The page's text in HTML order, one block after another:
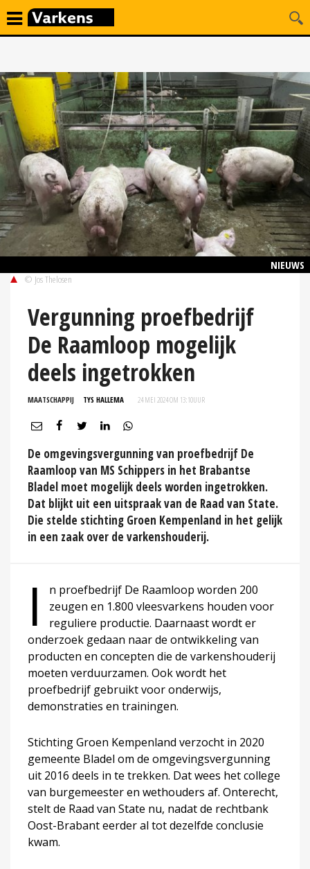
NIEUWS
© Jos Thelosen
Vergunning proefbedrijf
De Raamloop mogelijk
deels ingetrokken
MAATSCHAPPIJ TYS HALLEMA 24 MEI 2024 OM 13:10UUR
De omgevingsvergunning van proefbedrijf De
Raamloop van MS Schippers in het Brabantse
Bladel moet mogelijk deels worden ingetrokken.
Dat blijkt uit een uitspraak van de Raad van State.
Die stelde stichting Groen Kempenland in het gelijk
in een zaak over de varkenshouderij.
I
n proefbedrijf De Raamloop worden 200
zeugen en 1.800 vleesvarkens houden voor
reguliere productie. Daarnaast wordt er
onderzoek gedaan naar de ontwikkeling van
producten en concepten die de varkenshouderij
moeten verduurzamen. Ook wordt het
proefbedrijf gebruikt voor onderwijs,
demonstraties en trainingen.
Stichting Groen Kempenland verzocht in 2020
gemeente Bladel om de omgevingsvergunning
uit 2016 deels in te trekken. Dat wees het college
van burgemeester en wethouders af. Onterecht,
stelt de Raad van State nu, nadat de rechtbank
Oost-Brabant eerder al tot dezelfde conclusie
kwam.